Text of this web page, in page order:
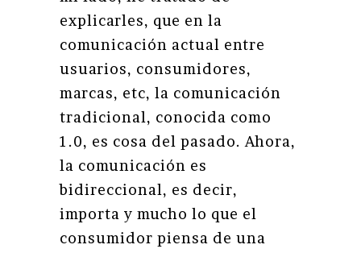
explicarles, que en la
comunicación actual entre
usuarios, consumidores,
marcas, etc, la comunicación
tradicional, conocida como
1.0, es cosa del pasado. Ahora,
la comunicación es
bidireccional, es decir,
importa y mucho lo que el
consumidor piensa de una